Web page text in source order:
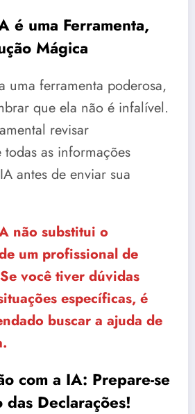
é uma Ferramenta,
Mágica
uma ferramenta poderosa,
que ela não é infalível.
revisar
as informações
antes de enviar sua
não substitui o
um profissional de
você tiver dúvidas
específicas, é
buscar a ajuda de
com a IA: Prepare-se
Declarações!